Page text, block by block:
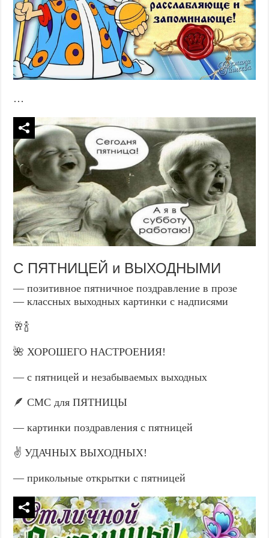
…
С ПЯТНИЦЕЙ и ВЫХОДНЫМИ
— позитивное пятничное поздравление в прозе
— классных выходных картинки с надписями
🥂🍾
🌺 ХОРОШЕГО НАСТРОЕНИЯ!
— с пятницей и незабываемых выходных
🪶 СМС для ПЯТНИЦЫ
— картинки поздравления с пятницей
✌️ УДАЧНЫХ ВЫХОДНЫХ!
— прикольные открытки с пятницей